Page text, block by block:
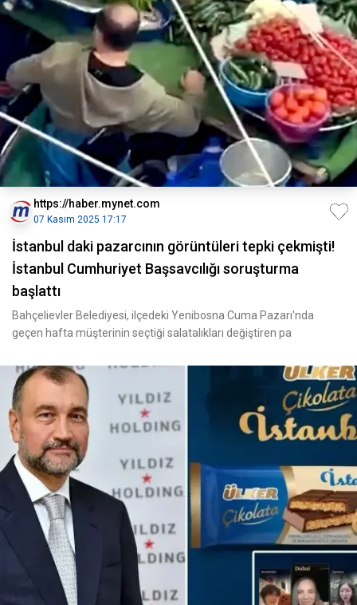
https://haber.mynet.com
07 Kasım 2025 17:17
İstanbul daki pazarcının görüntüleri tepki çekmişti!
İstanbul Cumhuriyet Başsavcılığı soruşturma
başlattı
Bahçelievler Belediyesi, ilçedeki Yenibosna Cuma Pazarı'nda
geçen hafta müşterinin seçtiği salatalıkları değiştiren pa